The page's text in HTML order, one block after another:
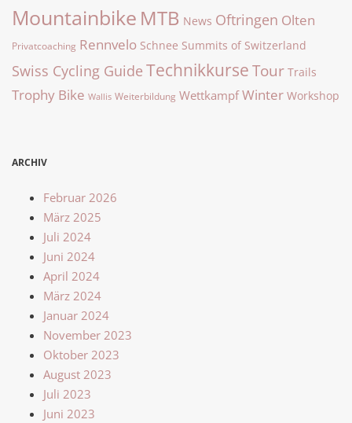
Mountainbike MTB News Oftringen Olten
Privatcoaching Rennvelo Schnee Summits of Switzerland
Swiss Cycling Guide TechnikkurseTour Trails
Trophy Bike Wallis Weiterbildung Wettkampf Winter Workshop
ARCHIV
Februar 2026
März 2025
Juli 2024
Juni 2024
April 2024
März 2024
Januar 2024
November 2023
Oktober 2023
August 2023
Juli 2023
Juni 2023